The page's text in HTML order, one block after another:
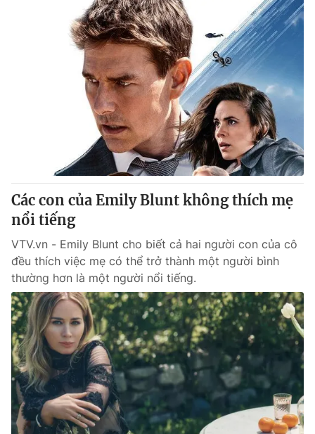
Các con của Emily Blunt không thích mẹ
nổi tiếng
VTV.vn - Emily Blunt cho biết cả hai người con của cô
đều thích việc mẹ có thể trở thành một người bình
thường hơn là một người nổi tiếng.